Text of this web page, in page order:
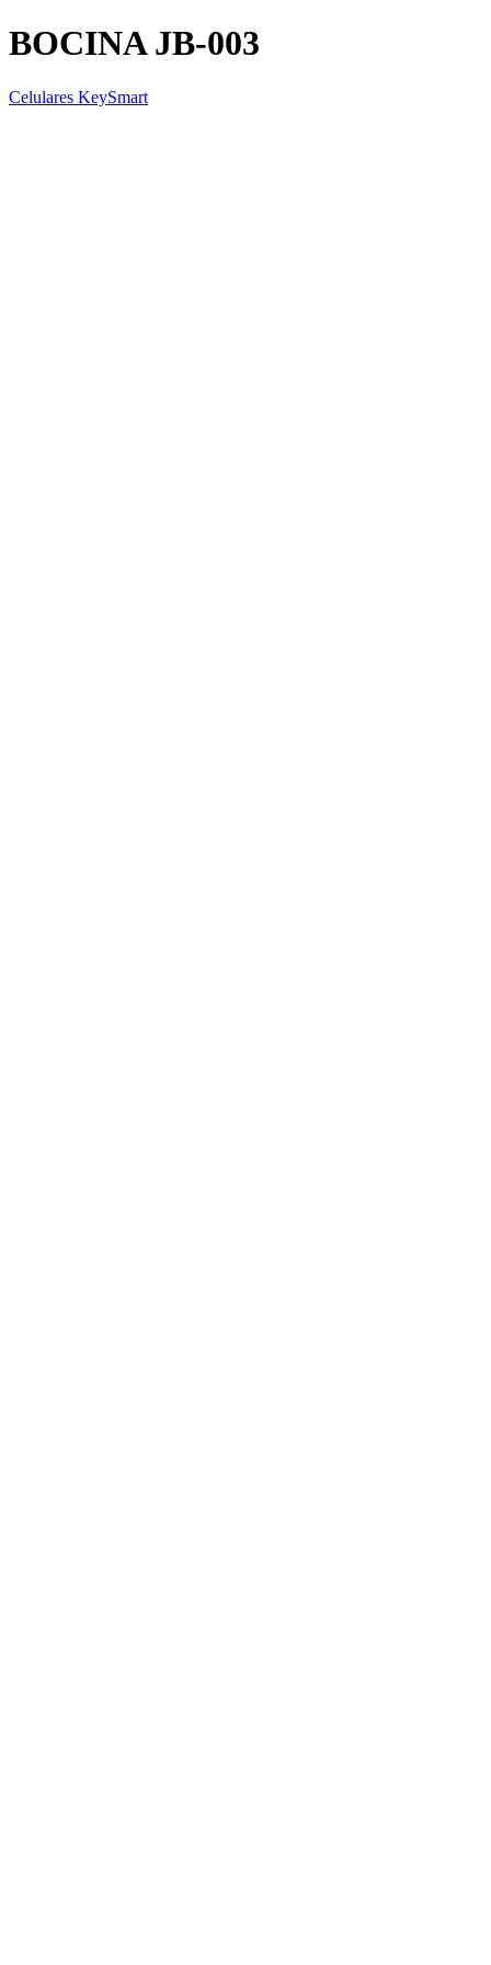
BOCINA JB-003
Celulares KeySmart